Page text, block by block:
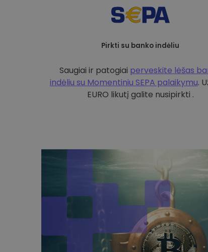
Pirkti su banko indėliu
Saugiai ir patogiai perveskite lėšas
indėliu su Momentiniu SEPA palaikymu.
EURO likutį galite nusipirkti .